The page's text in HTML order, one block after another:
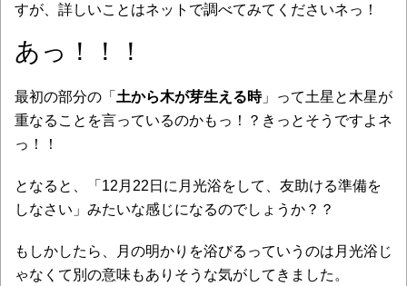
すが、詳しいことはネットで調べてみてくださいネっ！
あっ！！！
最初の部分の「 土から木が芽生える時」って土星と木星が
重なることを言っているのかもっ！？きっとそうですよネ
っ！！
となると、「12月22日に月光浴をして、友助ける準備を
しなさい」みたいな感じになるのでしょうか？？
もしかしたら、月の明かりを浴びるっていうのは月光浴じ
ゃなくて別の意味もありそうな気がしてきました。